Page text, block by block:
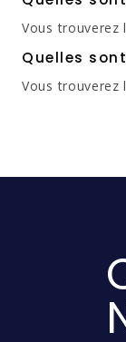
Vous
Quelles
Vous